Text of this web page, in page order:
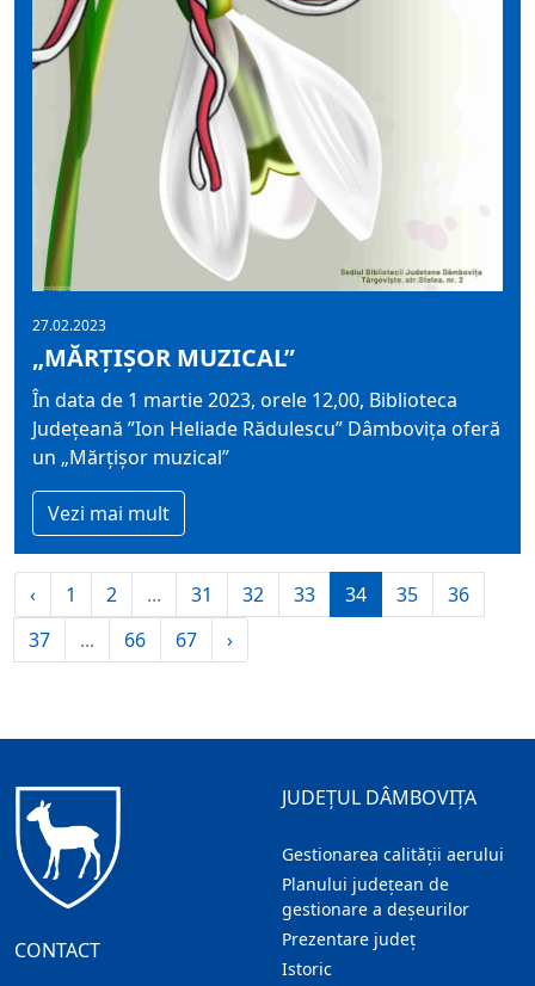
27.02.2023
„MĂRȚIȘOR MUZICAL”
În data de 1 martie 2023, orele 12,00, Biblioteca
Județeană ”Ion Heliade Rădulescu” Dâmbovița oferă
un „Mărțișor muzical”
Vezi mai mult
‹ 1 2 ... 31 32 33 34 35
36
37
... 66 67 ›
CONTACT
JUDEȚUL DÂMBOVIȚA
Gestionarea calității aerului
Planului județean de
gestionare a deșeurilor
Prezentare judeţ
Istoric